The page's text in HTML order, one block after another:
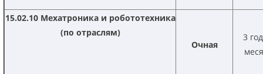
15.02.10 Мехатроника и робототехника
(по отраслям)
Очная
3